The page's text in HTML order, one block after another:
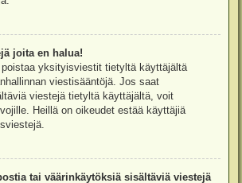
joita en halua!
yksityisviestit tietyltä käyttäjältä
viestisääntöjä. Jos saat
viestejä tietyltä käyttäjältä, voit
Heillä on oikeudet estää käyttäjiä
tai väärinkäytöksiä sisältäviä viestejä